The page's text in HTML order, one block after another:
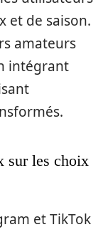
et de saison.
amateurs
intégrant
sur les choix
et TikTok